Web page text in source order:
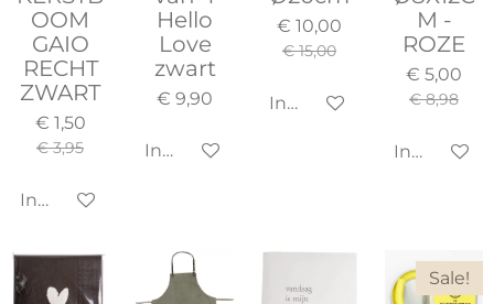
OOM
GAIO
RECHT
ZWART
€ 1,50
€ 3,95
In winkelwagen
Hello
Love
zwart
€ 9,90
In winkelwagen
€ 10,00
€ 15,00
In winkelwagen
M -
ROZE
€ 5,00
€ 8,98
In
Sale!